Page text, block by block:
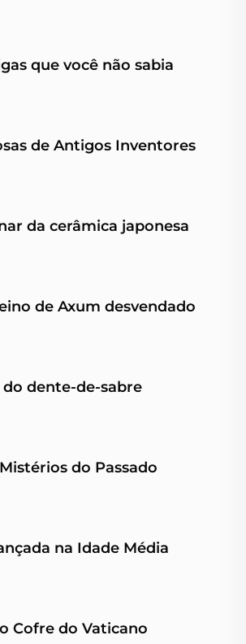
que você não sabia
de Antigos Inventores
da cerâmica japonesa
de Axum desvendado
dente-de-sabre
do Passado
na Idade Média
Cofre do Vaticano